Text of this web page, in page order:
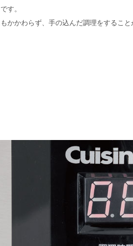
す。
かかわらず、手の込んだ調理をするこ